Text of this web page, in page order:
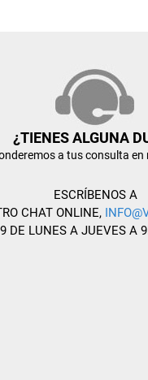
¿TIENES ALGUNA
a tus consulta en
ESCRÍBENOS A
CHAT ONLINE,
DE LUNES A JUEVES A